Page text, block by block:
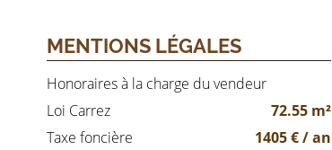
MENTIONS LÉGALES
Honoraires à la charge du vendeur
Loi Carrez
72.55 m²
Taxe foncière
1405 € / an